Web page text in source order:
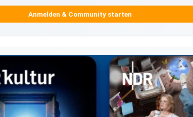
Anmelden & Community starten